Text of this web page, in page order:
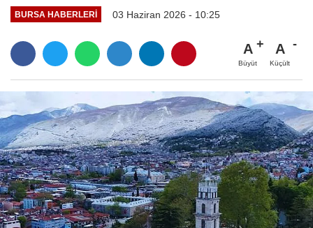
BURSA HABERLERI 03 Haziran 2026 - 10:25
A
Büyüt
A
Küçült